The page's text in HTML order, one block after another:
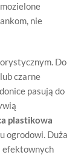
nie
Do
czarne
pasują do
plastikowa
ogrodowi. Duża
efektownych